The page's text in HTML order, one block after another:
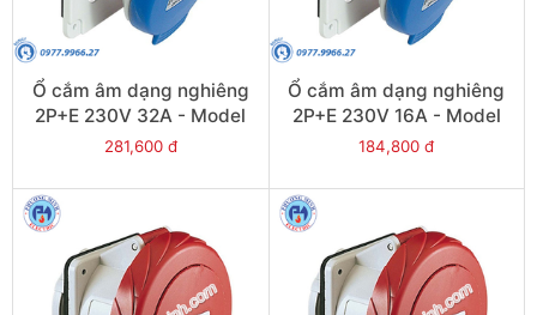
Ổ cắm âm dạng nghiêng
2P+E 230V 32A - Model
PKF32F423
281,600 đ
Ổ cắm âm dạng nghiêng
2P+E 230V 16A - Model
PKF16F423
184,800 đ